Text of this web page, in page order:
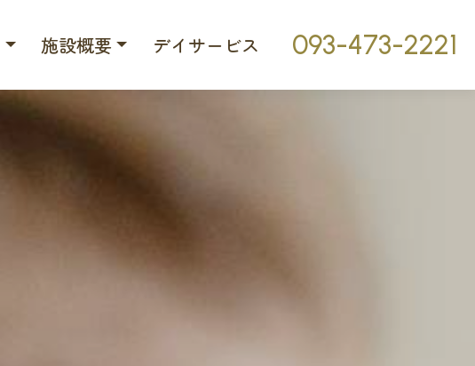
施設概要 デイサービス 093-473-2221